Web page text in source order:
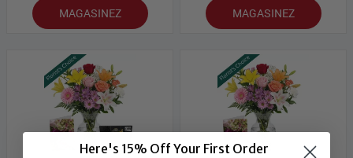
MAGASINEZ MAGASINEZ
Here's 15% Off Your First Order